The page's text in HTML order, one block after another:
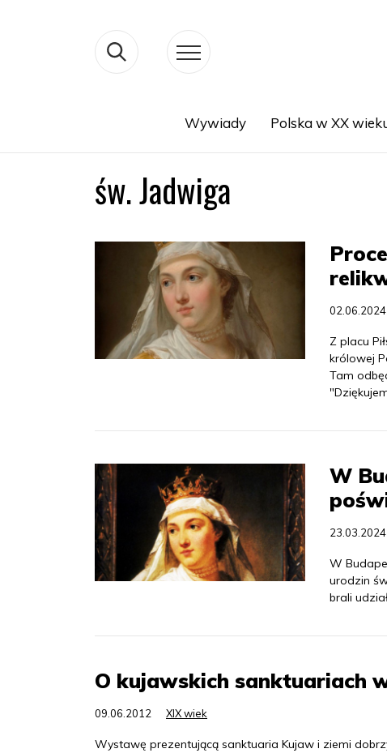
Wywiady Polska w XX
św. Jadwiga
02.06.2024
Z placu
królowej
Tam
W
23.03.2024
W
urodzin
brali
O kujawskich sanktuariach
09.06.2012 XIX wiek
Wystawę prezentującą sanktuaria Kujaw i ziemi